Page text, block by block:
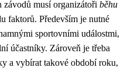
musí organizátoři běhu
faktorů. Především je nutné
sportovními událostmi,
účastníky. Zároveň je třeba
a vybírat takové období roku,